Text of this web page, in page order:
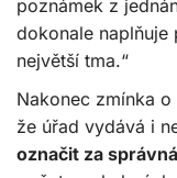
poznámek z
dokonale naplňuje
největší tma.“
Nakonec zmínka
že úřad vydává i
označit za